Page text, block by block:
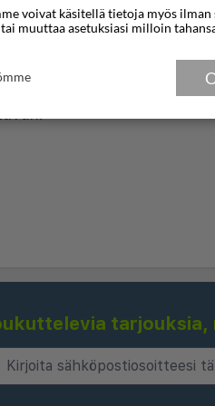
ja julkiselle
liiketoimintaa
moderneja
jotka tekevät
ja
taulutelevisioilla ja
tarjoavat
toiset tarjoavat lisätilaa
voivat käsitellä tietoja myös
muuttaa asetuksiasi milloin